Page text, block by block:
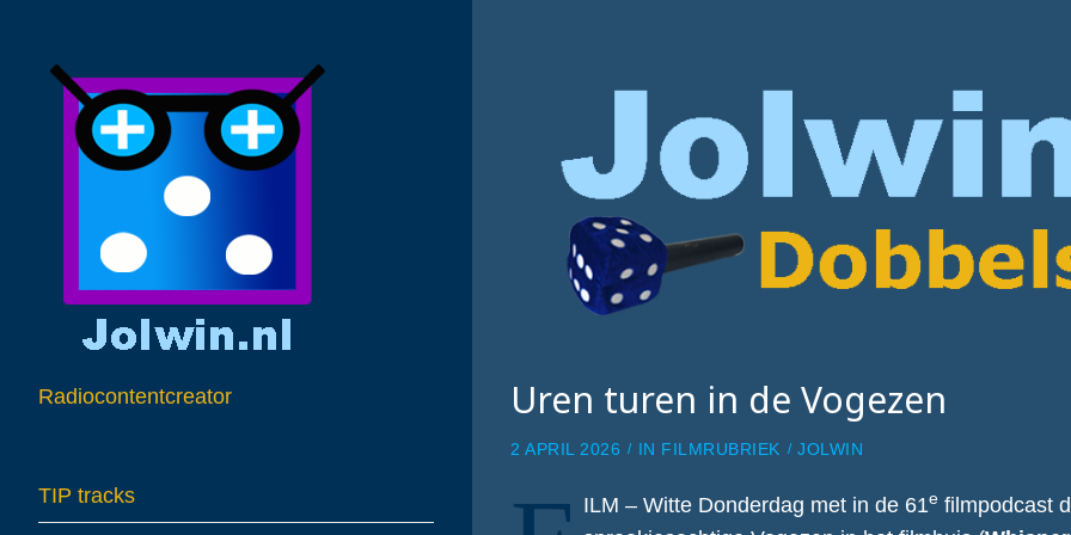
Radiocontentcreator
TIP tracks
Uren turen in de Vogezen
2 APRIL 2026 IN FILMRUBRIEK JOLWIN
ILM – Witte Donderdag met in de 61e filmpodcast